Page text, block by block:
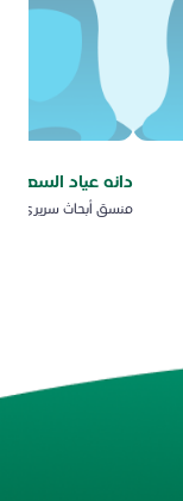
دانه عياد
منسق أبحاث سريري